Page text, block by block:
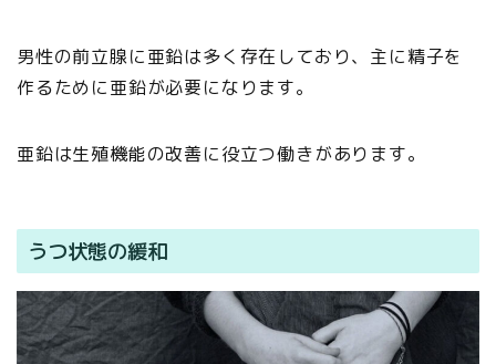
男性の前立腺に亜鉛は多く存在しており、主に精子を
作るために亜鉛が必要になります。
亜鉛は生殖機能の改善に役立つ働きがあります。
うつ状態の緩和